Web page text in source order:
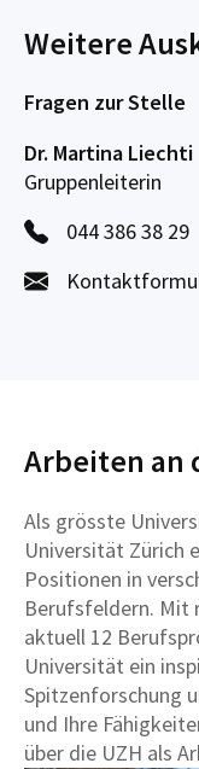
Weitere
Fragen zur Stelle
Dr. Martina Liechti
Gruppenleiterin
044 386 38 29
Arbeiten an
Als grösste
Universität Zürich
Positionen in
Berufsfeldern. Mit
aktuell 12
Universität ein
Spitzenforschung
und Ihre
über die UZH als